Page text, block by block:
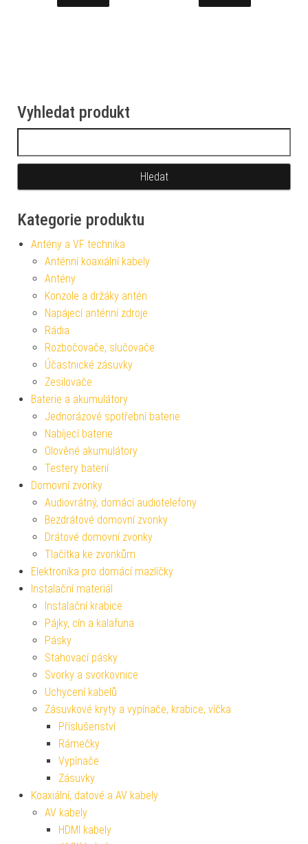
Vyhledat produkt
Kategorie produktu
Antény a VF technika
Anténní koaxiální kabely
Antény
Konzole a držáky antén
Napájecí anténní zdroje
Rádia
Rozbočovače, slučovače
Účastnické zásuvky
Zesilovače
Baterie a akumulátory
Jednorázové spotřební baterie
Nabíjecí baterie
Olověné akumulátory
Testery baterií
Domovní zvonky
Audiovrátný, domácí audiotelefony
Bezdrátové domovní zvonky
Drátové domovní zvonky
Tlačítka ke zvonkům
Elektronika pro domácí mazlíčky
Instalační materiál
Instalační krabice
Pájky, cín a kalafuna
Pásky
Stahovací pásky
Svorky a svorkovnice
Uchycení kabelů
Zásuvkové kryty a vypínače, krabice, víčka
Příslušenství
Rámečky
Vypínače
Zásuvky
Koaxiální, datové a AV kabely
AV kabely
HDMI kabely